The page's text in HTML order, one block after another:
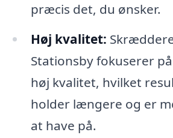
præcis det, du ønsker.
Høj kvalitet:
Stationsby fokuserer
høj kvalitet, hvilket
holder længere og er
at have på.